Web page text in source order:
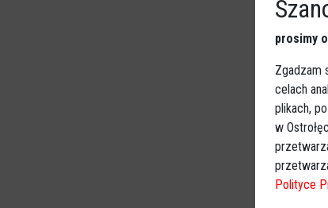
prosimy
Zgadzam
celach
plikach,
w
Polityce